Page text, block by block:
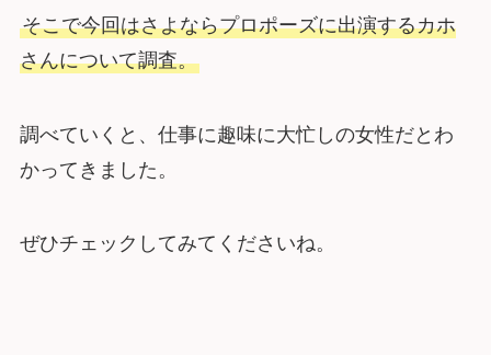
そこで今回はさよならプロポーズに出演するカホ
さんについて調査。
調べていくと、仕事に趣味に大忙しの女性だとわ
かってきました。
ぜひチェックしてみてくださいね。